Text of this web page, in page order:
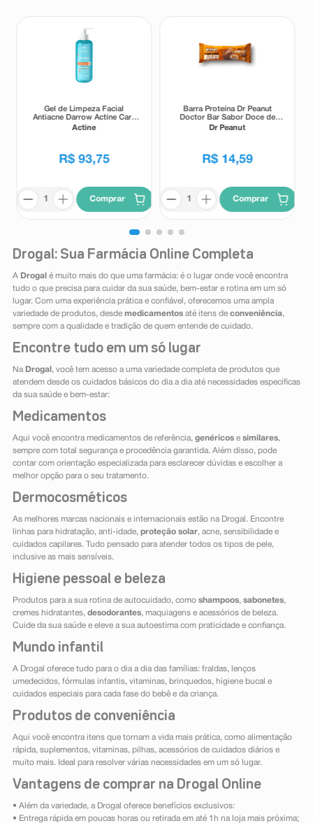
Gel de Limpeza Facial
Antiacne Darrow Actine Care
Alta Tolerância 400g
Actine
R$ 93,75
Comprar
Barra Proteína Dr Peanut
Doctor Bar Sabor Doce de
Leite 62g
Dr Peanut
R$ 14,59
Comprar
Drogal: Sua Farmácia Online Completa
A Drogal é muito mais do que uma farmácia: é o lugar onde você encontra
tudo o que precisa para cuidar da sua saúde, bem-estar e rotina em um só
lugar. Com uma experiência prática e confiável, oferecemos uma ampla
variedade de produtos, desde medicamentosaté itens de conveniência,
sempre com a qualidade e tradição de quem entende de cuidado.
Encontre tudo em um só lugar
Na Drogal , você tem acesso a uma variedade completa de produtos que
atendem desde os cuidados básicos do dia a dia até necessidades específicas
da sua saúde e bem-estar:
Medicamentos
Aqui você encontra medicamentos de referência, genéricose similares,
sempre com total segurança e procedência garantida. Além disso, pode
contar com orientação especializada para esclarecer dúvidas e escolher a
melhor opção para o seu tratamento.
Dermocosméticos
As melhores marcas nacionais e internacionais estão na Drogal. Encontre
linhas para hidratação, anti-idade, proteção solar, acne, sensibilidade e
cuidados capilares. Tudo pensado para atender todos os tipos de pele,
inclusive as mais sensíveis.
Higiene pessoal e beleza
Produtos para a sua rotina de autocuidado, como shampoos, sabonetes,
cremes hidratantes, desodorantes, maquiagens e acessórios de beleza.
Cuide da sua saúde e eleve a sua autoestima com praticidade e confiança.
Mundo infantil
A Drogal oferece tudo para o dia a dia das famílias: fraldas, lenços
umedecidos, fórmulas infantis, vitaminas, brinquedos, higiene bucal e
cuidados especiais para cada fase do bebê e da criança.
Produtos de conveniência
Aqui você encontra itens que tornam a vida mais prática, como alimentação
rápida, suplementos, vitaminas, pilhas, acessórios de cuidados diários e
muito mais. Ideal para resolver várias necessidades em um só lugar.
Vantagens de comprar na Drogal Online
• Além da variedade, a Drogal oferece benefícios exclusivos:
• Entrega rápida em poucas horas ou retirada em até 1h na loja mais próxima;